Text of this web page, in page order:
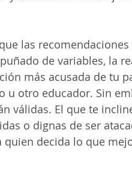
las recomendaciones
de variables, la
más acusada de tu
u otro educador. Sin
válidas. El que te
o dignas de ser
decida lo que